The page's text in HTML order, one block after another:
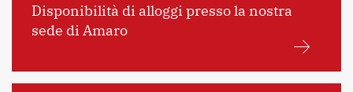
Disponibilità di alloggi presso la nostra
sede di Amaro